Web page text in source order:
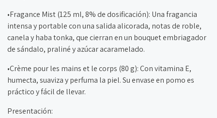
•Fragance Mist (125 ml, 8% de dosificación): Una fragancia
intensa y portable con una salida alicorada, notas de roble,
canela y haba tonka, que cierran en un bouquet embriagador
de sándalo, praliné y azúcar acaramelado.
•Crème pour les mains et le corps (80 g): Con vitamina E,
humecta, suaviza y perfuma la piel. Su envase en pomo es
práctico y fácil de llevar.
Presentación: